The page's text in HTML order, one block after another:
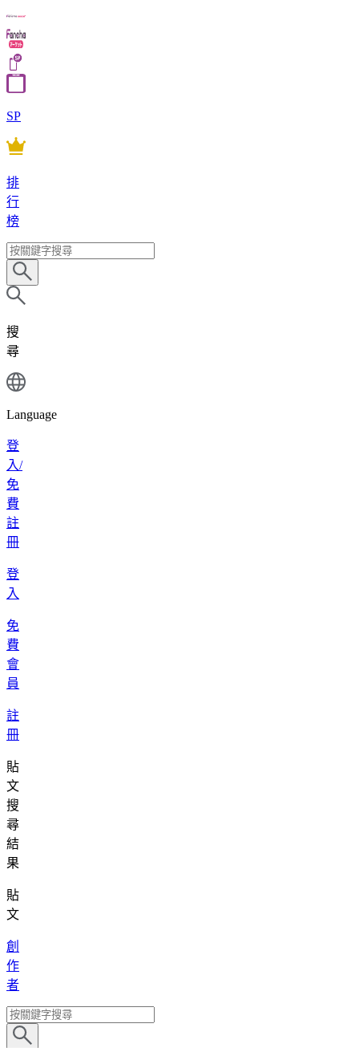
SP
排
行
榜
搜
尋
Language
登
入/
免
費
註
冊
登
入
免
費
會
員
註
冊
貼
文
搜
尋
結
果
貼
文
創
作
者